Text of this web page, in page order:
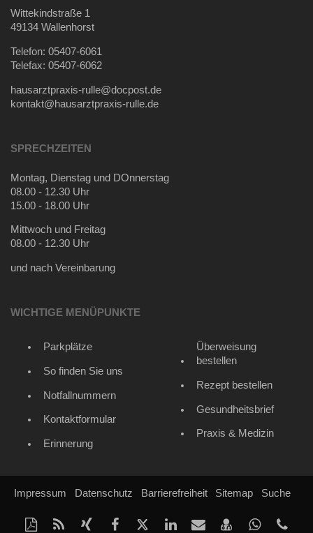
Wittekindstraße 1
49134 Wallenhorst
Telefon: 05407-6061
Telefax: 05407-6062
hausarztpraxis-rulle@docpost.de
kontakt@hausarztpraxis-rulle.de
SPRECHZEITEN
Montag, Dienstag und DOnnerstag
08.00 - 12.30 Uhr
15.00 - 18.00 Uhr
Mittwoch und Freitag
08.00 - 12.30 Uhr
und nach Vereinbarung
WICHTIGE MENÜPUNKTE
Parkplätze
So finden Sie uns
Notfallnummern
Kontaktformular
Erinnerung
Überweisung
bestellen
Rezept bestellen
Gesundheitsbrief
Praxis & Medizin
Impressum Datenschutz Barrierefreiheit Sitemap Suche
Diese
RSS-
Auf
Auf
Auf
Auf
Per
vCard
Auf